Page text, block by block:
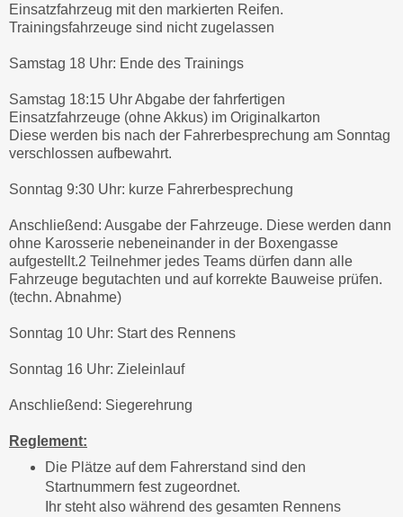
Einsatzfahrzeug mit den markierten Reifen.
Trainingsfahrzeuge sind nicht zugelassen
Samstag 18 Uhr: Ende des Trainings
Samstag 18:15 Uhr Abgabe der fahrfertigen
Einsatzfahrzeuge (ohne Akkus) im Originalkarton
Diese werden bis nach der Fahrerbesprechung am Sonntag
verschlossen aufbewahrt.
Sonntag 9:30 Uhr: kurze Fahrerbesprechung
Anschließend: Ausgabe der Fahrzeuge. Diese werden dann
ohne Karosserie nebeneinander in der Boxengasse
aufgestellt.2 Teilnehmer jedes Teams dürfen dann alle
Fahrzeuge begutachten und auf korrekte Bauweise prüfen.
(techn. Abnahme)
Sonntag 10 Uhr: Start des Rennens
Sonntag 16 Uhr: Zieleinlauf
Anschließend: Siegerehrung
Reglement:
Die Plätze auf dem Fahrerstand sind den
Startnummern fest zugeordnet.
Ihr steht also während des gesamten Rennens